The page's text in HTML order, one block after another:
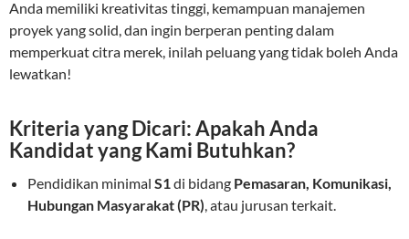
Anda memiliki kreativitas tinggi, kemampuan manajemen
proyek yang solid, dan ingin berperan penting dalam
memperkuat citra merek, inilah peluang yang tidak boleh Anda
lewatkan!
Kriteria yang Dicari: Apakah Anda
Kandidat yang Kami Butuhkan?
Pendidikan minimal S1di bidang Pemasaran, Komunikasi,
Hubungan Masyarakat (PR), atau jurusan terkait.